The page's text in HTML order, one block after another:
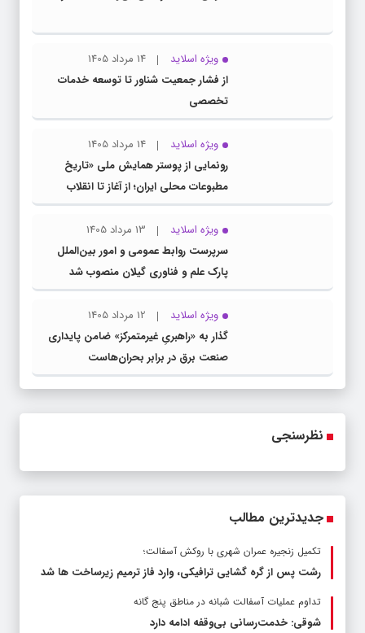
ویژه اسلاید
14 مرداد 1405
از فشار جمعیت شناور تا توسعه خدمات
تخصصی
ویژه اسلاید
14 مرداد 1405
رونمایی از پوستر همایش ملی «تاریخ
مطبوعات محلی ایران؛ از آغاز تا انقلاب
اسلامی» در گیلان
ویژه اسلاید
13 مرداد 1405
سرپرست روابط عمومی و امور بین‌الملل
پارک علم و فناوری گیلان منصوب شد
ویژه اسلاید
12 مرداد 1405
گذار به «راهبریِ غیرمتمرکز» ضامن پایداری
صنعت برق در برابر بحران‌هاست
نظرسنجی
جدیدترین مطالب
تکمیل زنجیره عمران شهری با روکش آسفالت؛
رشت پس از گره گشایی ترافیکی، وارد فاز ترمیم زیرساخت ها شد
تداوم عملیات آسفالت‌ شبانه در مناطق پنج گانه
شوقی: خدمت‌رسانی بی‌وقفه ادامه دارد